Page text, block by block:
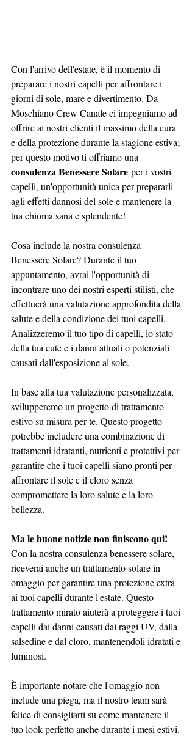
Con l'arrivo dell'estate, è il momento di
preparare i nostri capelli per affrontare i
giorni di sole, mare e divertimento. Da
Moschiano Crew Canale ci impegniamo ad
offrire ai nostri clienti il massimo della cura
e della protezione durante la stagione estiva;
per questo motivo ti offriamo una
consulenza Benessere Solare per i vostri
capelli, un'opportunità unica per prepararli
agli effetti dannosi del sole e mantenere la
tua chioma sana e splendente!
Cosa include la nostra consulenza
Benessere Solare? Durante il tuo
appuntamento, avrai l'opportunità di
incontrare uno dei nostri esperti stilisti, che
effettuerà una valutazione approfondita della
salute e della condizione dei tuoi capelli.
Analizzeremo il tuo tipo di capelli, lo stato
della tua cute e i danni attuali o potenziali
causati dall'esposizione al sole.
In base alla tua valutazione personalizzata,
svilupperemo un progetto di trattamento
estivo su misura per te. Questo progetto
potrebbe includere una combinazione di
trattamenti idratanti, nutrienti e protettivi per
garantire che i tuoi capelli siano pronti per
affrontare il sole e il cloro senza
compromettere la loro salute e la loro
bellezza.
Ma le buone notizie non finiscono qui!
Con la nostra consulenza benessere solare,
riceverai anche un trattamento solare in
omaggio per garantire una protezione extra
ai tuoi capelli durante l'estate. Questo
trattamento mirato aiuterà a proteggere i tuoi
capelli dai danni causati dai raggi UV, dalla
salsedine e dal cloro, mantenendoli idratati e
luminosi.
È importante notare che l'omaggio non
include una piega, ma il nostro team sarà
felice di consigliarti su come mantenere il
tuo look perfetto anche durante i mesi estivi.